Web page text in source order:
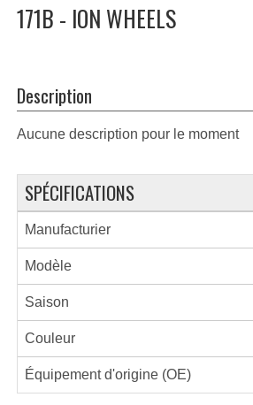
171B - ION WHEELS
Description
Aucune description pour le moment
SPÉCIFICATIONS
Manufacturier
Modèle
Saison
Couleur
Équipement d'origine (OE)